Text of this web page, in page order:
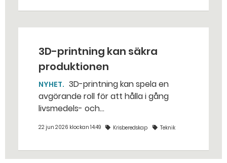
3D-printning kan säkra
produktionen
NYHET
avgörande roll för att hålla i gång
livsmedels- och
krig. – Det går att vinna mycket tid
säger Susanne Norén, enhetschef vid
22 jun 2026 klockan 14:49 Krisberedskap Teknik